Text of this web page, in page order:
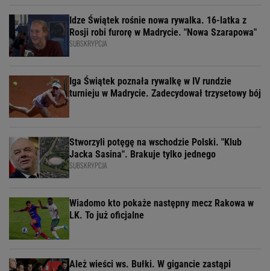
Idze Świątek rośnie nowa rywalka. 16-latka z
Rosji robi furorę w Madrycie. "Nowa Szarapowa"
SUBSKRYPCJA
Iga Świątek poznała rywalkę w IV rundzie
turnieju w Madrycie. Zadecydował trzysetowy bój
Stworzyli potęgę na wschodzie Polski. "Klub
Jacka Sasina". Brakuje tylko jednego
SUBSKRYPCJA
Wiadomo kto pokaże następny mecz Rakowa w
LK. To już oficjalne
Ależ wieści ws. Bułki. W gigancie zastąpi